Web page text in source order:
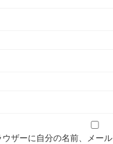
ザーに自分の名前、メー